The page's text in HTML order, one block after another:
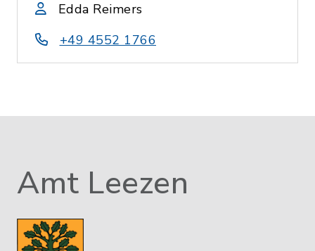
Edda Reimers
+49 4552 1766
Amt Leezen